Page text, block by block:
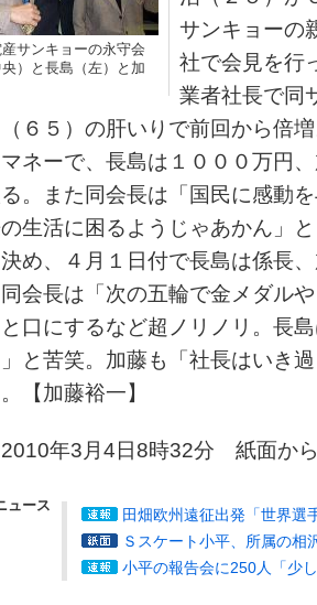
産サンキョーの永守会
）と長島（左）と加
サンキョーの
社で会見を行
業者社長で同
６５）の肝いりで前回から倍
ネーで、長島は１０００万円
。また同会長は「国民に感動
生活に困るようじゃあかん」
め、４月１日付で長島は係長
会長は「次の五輪で金メダル
口にするなど超ノリノリ。長
と苦笑。加藤も「社長はいき
【加藤裕一】
年3月4日8時32分 紙面か
ュース
田畑欧州遠征出発「世界選
Ｓスケート小平、所属の相
小平の報告会に250人「少